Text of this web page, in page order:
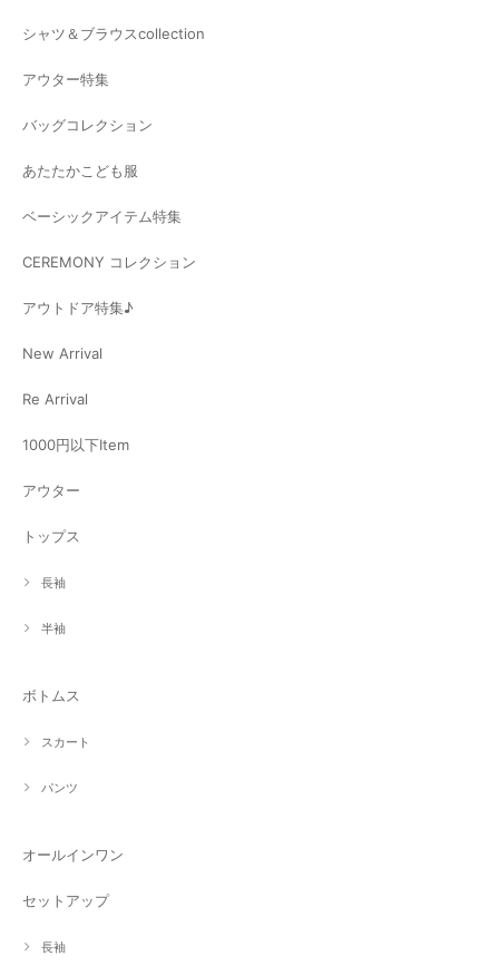
シャツ＆ブラウスcollection
アウター特集
バッグコレクション
あたたかこども服
ベーシックアイテム特集
CEREMONY コレクション
アウトドア特集♪
New Arrival
Re Arrival
1000円以下Item
アウター
トップス
長袖
半袖
ボトムス
スカート
パンツ
オールインワン
セットアップ
長袖